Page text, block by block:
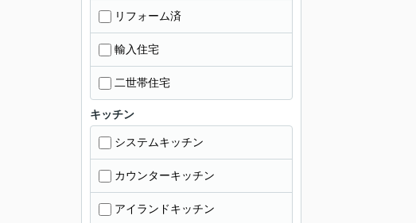
リフォーム済
輸入住宅
二世帯住宅
キッチン
システムキッチン
カウンターキッチン
アイランドキッチン